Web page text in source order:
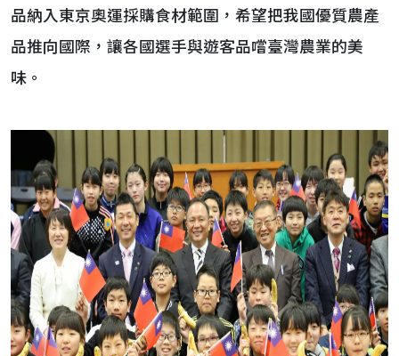
品納入東京奧運採購食材範圍，希望把我國優質農產
品推向國際，讓各國選手與遊客品嚐臺灣農業的美
味。